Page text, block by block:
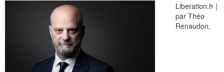
Liberation.fr |
par Théo
Renaudon,